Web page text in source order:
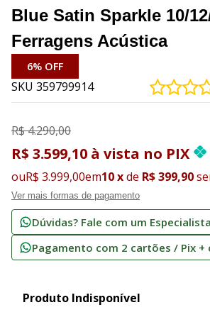
Blue Satin Sparkle 10/
Ferragens Acústica
6% OFF
SKU 359799914
R$ 4.290,00
R$ 3.599,10 à vista no PIX
ouR$ 3.999,00em10xde R$ 399,90
Ver mais formas de pagamento
Dúvidas? Fale com um Especialista
Pagamento com 2 cartões / Pix +
Produto Indisponível